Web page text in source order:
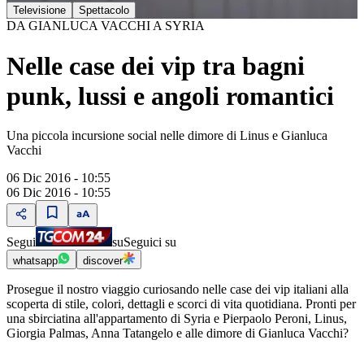
Televisione Spettacolo
DA GIANLUCA VACCHI A SYRIA
Nelle case dei vip tra bagni
punk, lussi e angoli romantici
Una piccola incursione social nelle dimore di Linus e Gianluca
Vacchi
06 Dic 2016 - 10:55
06 Dic 2016 - 10:55
Segui suSeguici su
whatsapp discover
Prosegue il nostro viaggio curiosando nelle case dei vip italiani alla
scoperta di stile, colori, dettagli e scorci di vita quotidiana. Pronti per
una sbirciatina all'appartamento di Syria e Pierpaolo Peroni, Linus,
Giorgia Palmas, Anna Tatangelo e alle dimore di Gianluca Vacchi?